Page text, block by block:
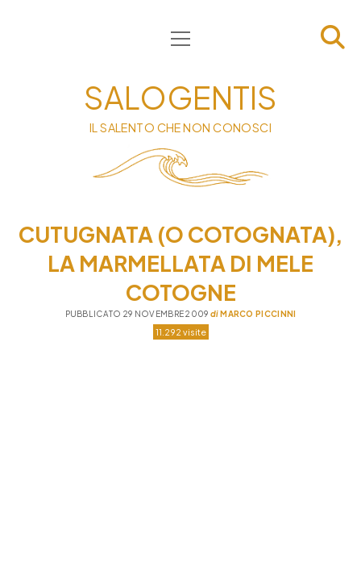
HOME
INFORMATIVA
CONTATTI
PRIVACY & COOKIE POLICY
apri
menu
SALOGENTIS
IL SALENTO CHE NON CONOSCI
CUTUGNATA (O COTOGNATA),
LA MARMELLATA DI MELE
COTOGNE
PUBBLICATO 29 NOVEMBRE 2009 diMARCO PICCINNI
11.292 visite